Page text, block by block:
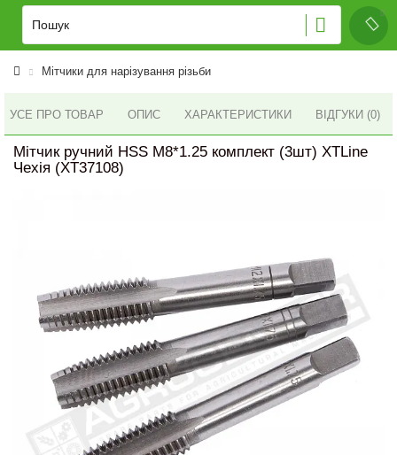
Мітчики для нарізування різьби
УСЕ ПРО ТОВАР ОПИС ХАРАКТЕРИСТИКИ ВІДГУКИ (0)
Мітчик ручний HSS M8*1.25 комплект (3шт) XTLine
Чехія (XT37108)